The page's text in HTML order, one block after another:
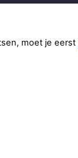
moet je eerst